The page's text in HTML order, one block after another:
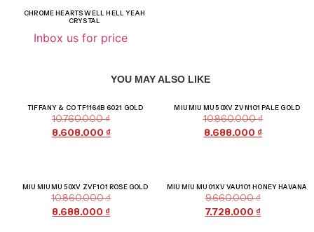
CHROME HEARTS WELL HELL YEAH
CRYSTAL
Inbox us for price
YOU MAY ALSO LIKE
TIFFANY & CO TF1164B 6021 GOLD
10.760.000₫
8.608.000 ₫
MIU MIU MU 50XV ZVN1O1 PALE GOLD
10.860.000₫
8.688.000 ₫
MIU MIU MU 50XV ZVF1O1 ROSE GOLD
10.860.000₫
8.688.000₫
MIU MIU MU 01XV VAU1O1 HONEY HAVANA
9.660.000₫
7.728.000₫